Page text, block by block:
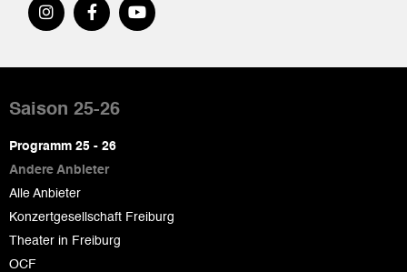
de
page
Saison 25-26
Programm 25 - 26
Andere Anbieter
Alle Anbieter
Konzertgesellschaft Freiburg
Theater in Freiburg
OCF